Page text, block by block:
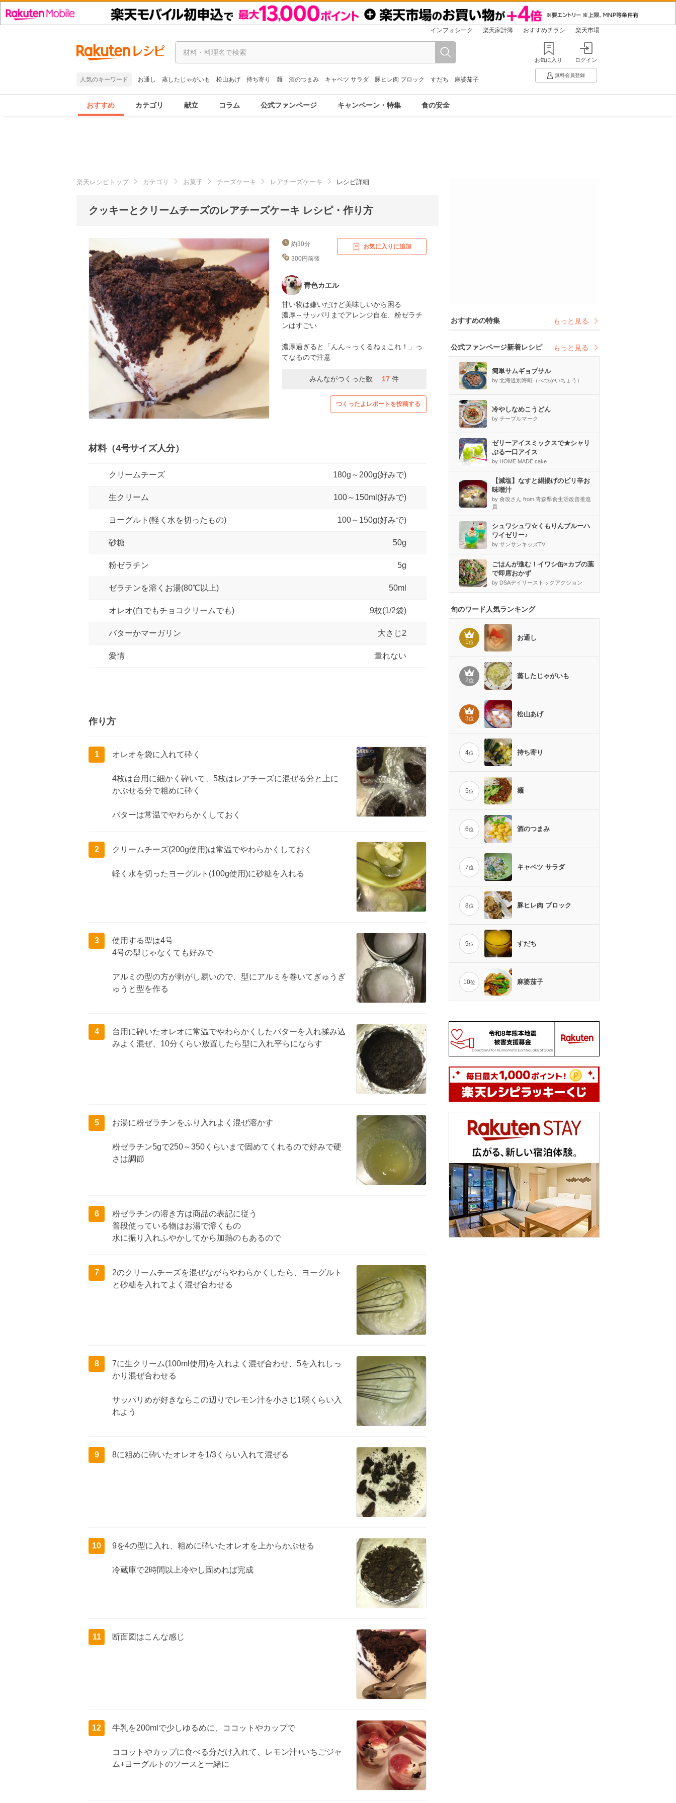
インフォシーク 楽天家計簿 おすすめチラシ 楽天市場
人気のキーワード お通し 蒸したじゃがいも 松山あげ 持ち寄り 麺 酒のつまみ キャベツ サラダ 豚ヒレ肉 ブロック すだち 麻婆茄子
お気に入り ログイン
無料会員登録
おすすめ カテゴリ 献立 コラム 公式ファンページ キャンペーン・特集 食の安全
楽天レシピトップ カテゴリ お菓子 チーズケーキ レアチーズケーキ レシピ詳細
クッキーとクリームチーズのレアチーズケーキ レシピ・作り方
約30分
300円前後
お気に入りに追加
青色カエル
甘い物は嫌いだけど美味しいから困る
濃厚～サッパリまでアレンジ自在、粉ゼラチ
ンはすごい
濃厚過ぎると「んん～っくるねぇこれ！」っ
てなるので注意
みんながつくった数 17 件
つくったよレポートを投稿する
材料（4号サイズ人分）
クリームチーズ 180g～200g(好みで)
生クリーム 100～150ml(好みで)
ヨーグルト(軽く水を切ったもの) 100～150g(好みで)
砂糖 50g
粉ゼラチン 5g
ゼラチンを溶くお湯(80℃以上) 50ml
オレオ(白でもチョコクリームでも) 9枚(1/2袋)
バターかマーガリン 大さじ2
愛情 量れない
作り方
1 オレオを袋に入れて砕く
4枚は台用に細かく砕いて、5枚はレアチーズに混ぜる分と上に
かぶせる分で粗めに砕く
バターは常温でやわらかくしておく
2 クリームチーズ(200g使用)は常温でやわらかくしておく
軽く水を切ったヨーグルト(100g使用)に砂糖を入れる
3
使用する型は4号
4号の型じゃなくても好みで
アルミの型の方が剥がし易いので、型にアルミを巻いてぎゅうぎ
ゅうと型を作る
4
台用に砕いたオレオに常温でやわらかくしたバターを入れ揉み込
みよく混ぜ、10分くらい放置したら型に入れ平らにならす
5 お湯に粉ゼラチンをふり入れよく混ぜ溶かす
粉ゼラチン5gで250～350くらいまで固めてくれるので好みで硬
さは調節
6
粉ゼラチンの溶き方は商品の表記に従う
普段使っている物はお湯で溶くもの
水に振り入れふやかしてから加熱のもあるので
7
2のクリームチーズを混ぜながらやわらかくしたら、ヨーグルト
と砂糖を入れてよく混ぜ合わせる
8
7に生クリーム(100ml使用)を入れよく混ぜ合わせ、5を入れしっ
かり混ぜ合わせる
サッパリめが好きならこの辺りでレモン汁を小さじ1弱くらい入
れよう
9 8に粗めに砕いたオレオを1/3くらい入れて混ぜる
10 9を4の型に入れ、粗めに砕いたオレオを上からかぶせる
冷蔵庫で2時間以上冷やし固めれば完成
11 断面図はこんな感じ
12 牛乳を200mlで少しゆるめに、ココットやカップで
ココットやカップに食べる分だけ入れて、レモン汁+いちごジャ
ム+ヨーグルトのソースと一緒に
おすすめの特集 もっと見る
公式ファンページ新着レシピ もっと見る
簡単サムギョプサル
by 北海道別海町（べつかいちょう）
冷やしなめこうどん
by テーブルマーク
ゼリーアイスミックスで★シャリ
ぷる一口アイス
by HOME MADE cake
【減塩】なすと絹揚げのピリ辛お
味噌汁
by 食改さん from 青森県食生活改善推進
員
シュワシュワ☆くもりんブルーハ
ワイゼリー♪
by サンサンキッズTV
ごはんが進む！イワシ缶×カブの葉
で即席おかず
by DSAデイリーストックアクション
旬のワード人気ランキング
1位
お通し
2位
蒸したじゃがいも
3位
松山あげ
4位 持ち寄り
5位 麺
6位 酒のつまみ
7位 キャベツ サラダ
8位 豚ヒレ肉 ブロック
9位 すだち
10位 麻婆茄子